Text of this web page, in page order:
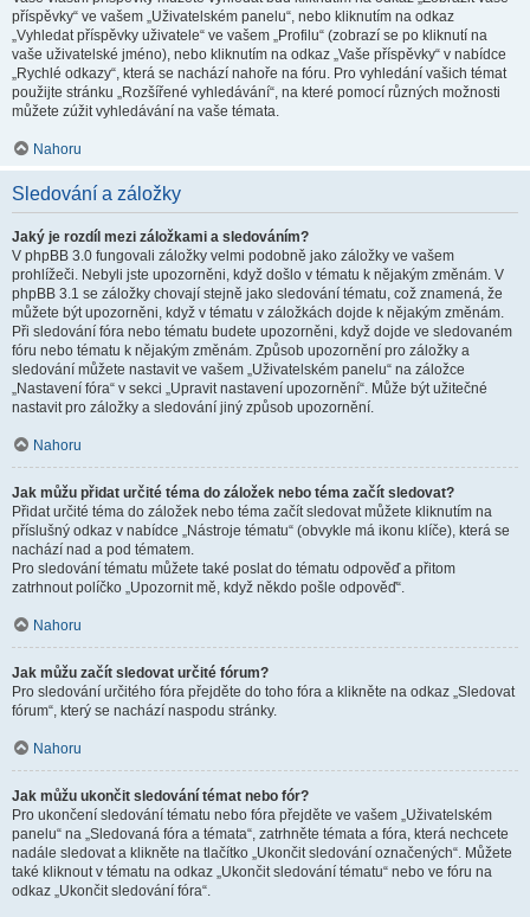
příspěvky“ ve vašem „Uživatelském panelu“, nebo kliknutím na odkaz
„Vyhledat příspěvky uživatele“ ve vašem „Profilu“ (zobrazí se po kliknutí na
vaše uživatelské jméno), nebo kliknutím na odkaz „Vaše příspěvky“ v nabídce
„Rychlé odkazy“, která se nachází nahoře na fóru. Pro vyhledání vašich témat
použijte stránku „Rozšířené vyhledávání“, na které pomocí různých možnosti
můžete zúžit vyhledávání na vaše témata.
Nahoru
Sledování a záložky
Jaký je rozdíl mezi záložkami a sledováním?
V phpBB 3.0 fungovali záložky velmi podobně jako záložky ve vašem
prohlížeči. Nebyli jste upozorněni, když došlo v tématu k nějakým změnám. V
phpBB 3.1 se záložky chovají stejně jako sledování tématu, což znamená, že
můžete být upozorněni, když v tématu v záložkách dojde k nějakým změnám.
Při sledování fóra nebo tématu budete upozorněni, když dojde ve sledovaném
fóru nebo tématu k nějakým změnám. Způsob upozornění pro záložky a
sledování můžete nastavit ve vašem „Uživatelském panelu“ na záložce
„Nastavení fóra“ v sekci „Upravit nastavení upozornění“. Může být užitečné
nastavit pro záložky a sledování jiný způsob upozornění.
Nahoru
Jak můžu přidat určité téma do záložek nebo téma začít sledovat?
Přidat určité téma do záložek nebo téma začít sledovat můžete kliknutím na
příslušný odkaz v nabídce „Nástroje tématu“ (obvykle má ikonu klíče), která se
nachází nad a pod tématem.
Pro sledování tématu můžete také poslat do tématu odpověď a přitom
zatrhnout políčko „Upozornit mě, když někdo pošle odpověď“.
Nahoru
Jak můžu začít sledovat určité fórum?
Pro sledování určitého fóra přejděte do toho fóra a klikněte na odkaz „Sledovat
fórum“, který se nachází naspodu stránky.
Nahoru
Jak můžu ukončit sledování témat nebo fór?
Pro ukončení sledování tématu nebo fóra přejděte ve vašem „Uživatelském
panelu“ na „Sledovaná fóra a témata“, zatrhněte témata a fóra, která nechcete
nadále sledovat a klikněte na tlačítko „Ukončit sledování označených“. Můžete
také kliknout v tématu na odkaz „Ukončit sledování tématu“ nebo ve fóru na
odkaz „Ukončit sledování fóra“.